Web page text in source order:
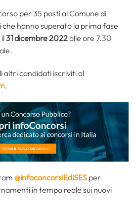
per 35 posti al Comune di
hanno superato la prima fase
31 dicembre 2022alle ore 7.30
candidati iscriviti al
.
@infoconcorsiEdiSES per
in tempo reale sui nuovi